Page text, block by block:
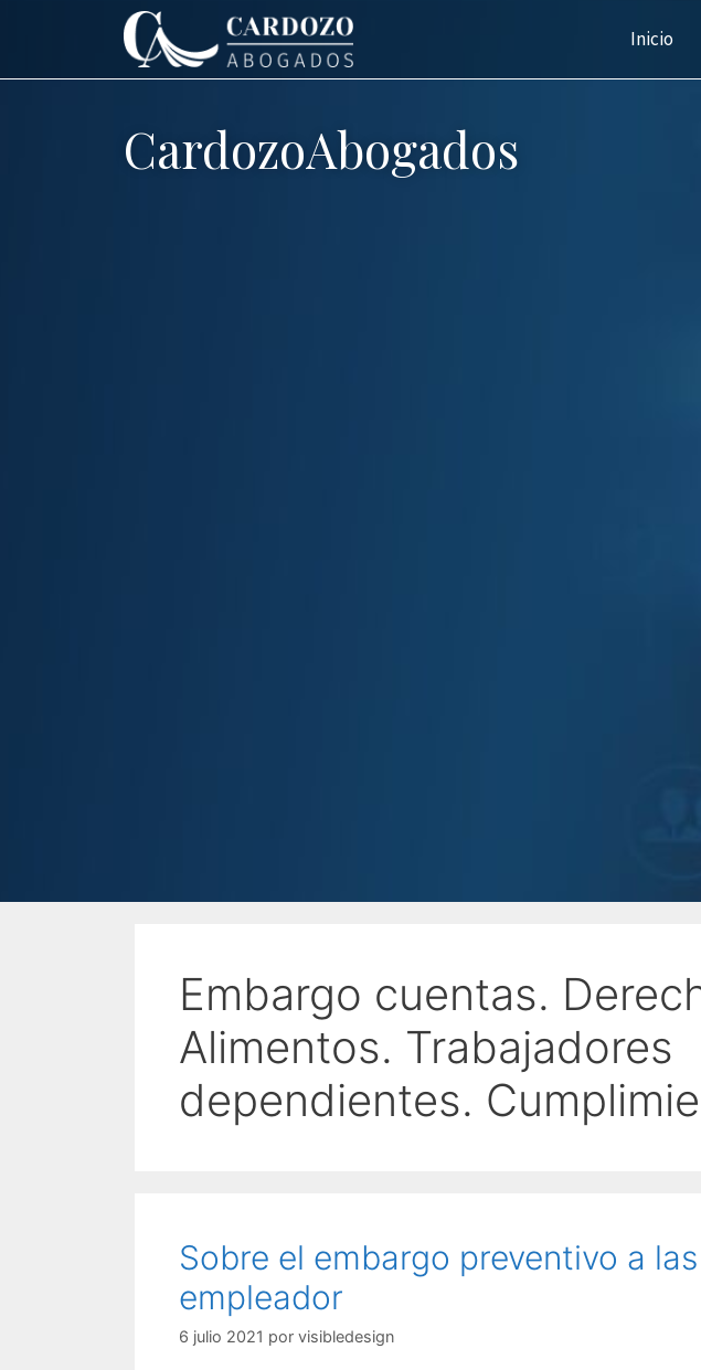
Inicio
CardozoAbogados
Embargo cuentas.
Alimentos. Trabajadores
dependientes.
Sobre el embargo preventivo a
empleador
6 julio 2021 por visibledesign